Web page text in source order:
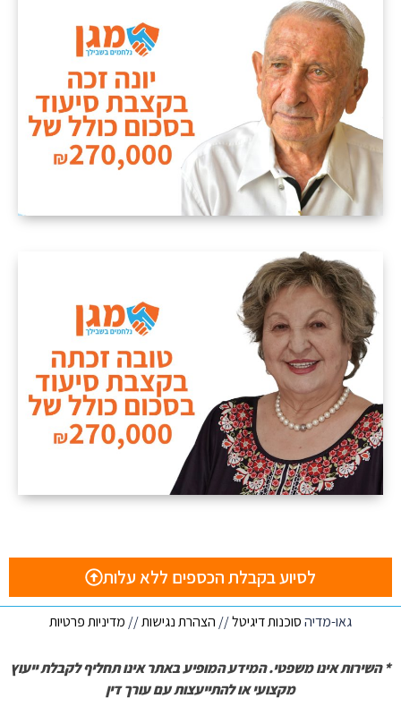
לסיוע בקבלת הכספים ללא עלות
גאו-מדיהסוכנות דיגיטל// הצהרת נגישות// מדיניות פרטיות
* השירות אינו משפטי. המידע המופיע באתר אינו תחליף לקבלת ייעוץ
מקצועי או להתייעצות עם עורך דין